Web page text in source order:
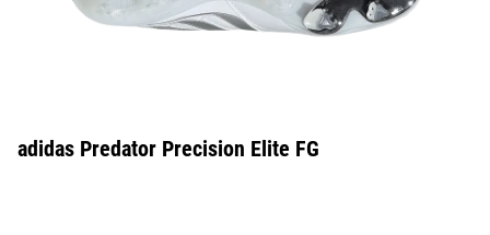
adidas Predator Precision Elite FG